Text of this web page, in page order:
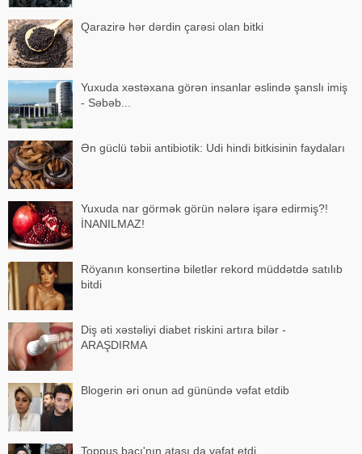
Qarazirə hər dərdin çarəsi olan bitki
Yuxuda xəstəxana görən insanlar əslində şanslı imiş
- Səbəb...
Ən güclü təbii antibiotik: Udi hindi bitkisinin faydaları
Yuxuda nar görmək görün nələrə işarə edirmiş?!
İNANILMAZ!
Röyanın konsertinə biletlər rekord müddətdə satılıb
bitdi
Diş əti xəstəliyi diabet riskini artıra bilər -
ARAŞDIRMA
Blogerin əri onun ad günündə vəfat etdib
Toppuş bacı'nın atası da vəfat etdi